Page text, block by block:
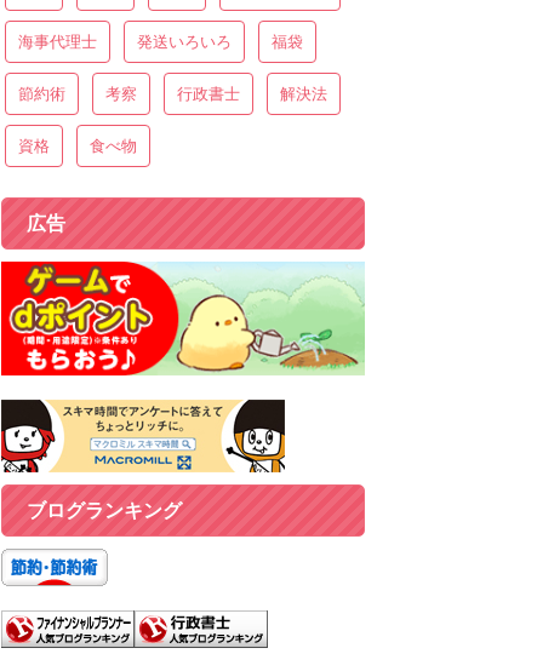
海事代理士 発送いろいろ 福袋
節約術 考察 行政書士 解決法
資格 食べ物
広告
ブログランキング